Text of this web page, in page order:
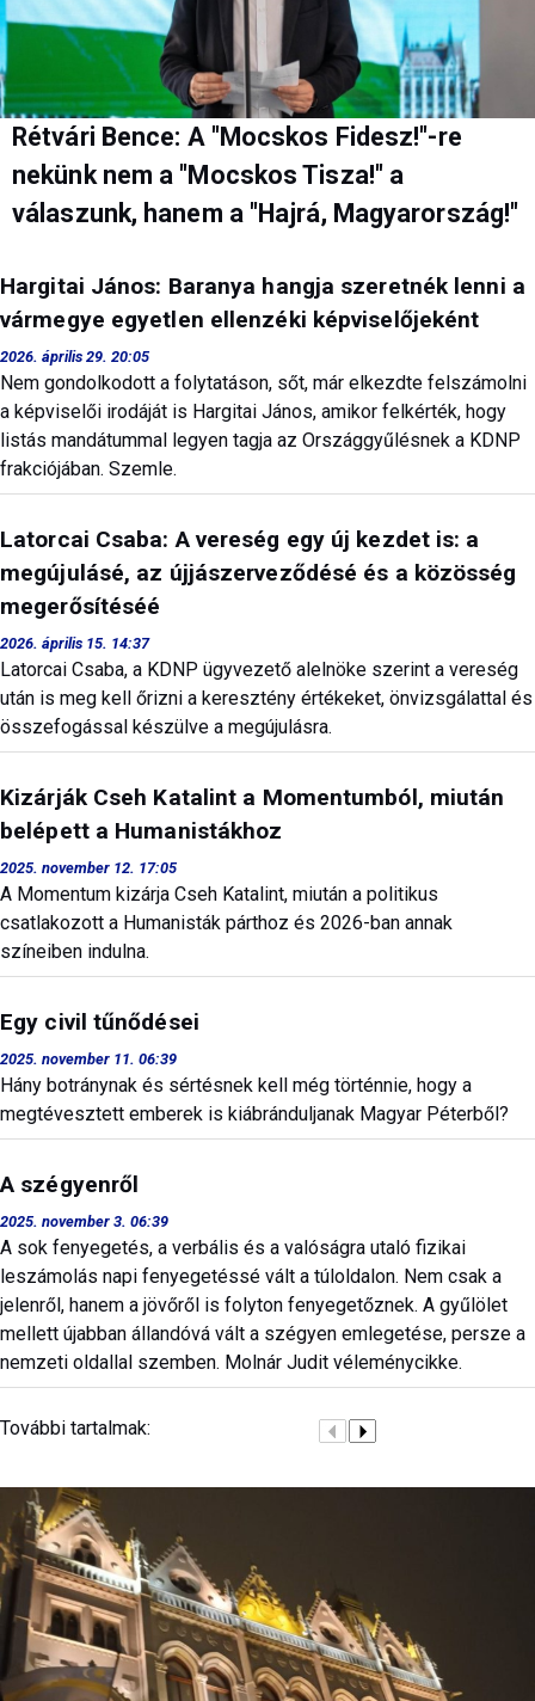
Rétvári Bence: A "Mocskos Fidesz!"-re
nekünk nem a "Mocskos Tisza!" a
válaszunk, hanem a "Hajrá, Magyarország!"
Hargitai János: Baranya hangja szeretnék lenni a
vármegye egyetlen ellenzéki képviselőjeként
2026. április 29. 20:05
Nem gondolkodott a folytatáson, sőt, már elkezdte felszámolni
a képviselői irodáját is Hargitai János, amikor felkérték, hogy
listás mandátummal legyen tagja az Országgyűlésnek a KDNP
frakciójában. Szemle.
Latorcai Csaba: A vereség egy új kezdet is: a
megújulásé, az újjászerveződésé és a közösség
megerősítéséé
2026. április 15. 14:37
Latorcai Csaba, a KDNP ügyvezető alelnöke szerint a vereség
után is meg kell őrizni a keresztény értékeket, önvizsgálattal és
összefogással készülve a megújulásra.
Kizárják Cseh Katalint a Momentumból, miután
belépett a Humanistákhoz
2025. november 12. 17:05
A Momentum kizárja Cseh Katalint, miután a politikus
csatlakozott a Humanisták párthoz és 2026-ban annak
színeiben indulna.
Egy civil tűnődései
2025. november 11. 06:39
Hány botránynak és sértésnek kell még történnie, hogy a
megtévesztett emberek is kiábránduljanak Magyar Péterből?
A szégyenről
2025. november 3. 06:39
A sok fenyegetés, a verbális és a valóságra utaló fizikai
leszámolás napi fenyegetéssé vált a túloldalon. Nem csak a
jelenről, hanem a jövőről is folyton fenyegetőznek. A gyűlölet
mellett újabban állandóvá vált a szégyen emlegetése, persze a
nemzeti oldallal szemben. Molnár Judit véleménycikke.
További tartalmak: